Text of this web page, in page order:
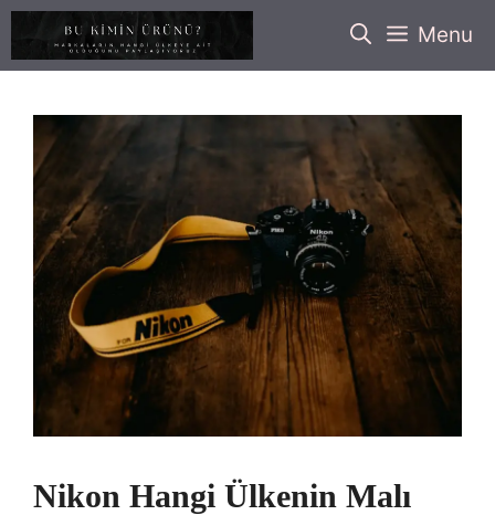
İçeriğe
Menu
Nikon Hangi Ülkenin Malı